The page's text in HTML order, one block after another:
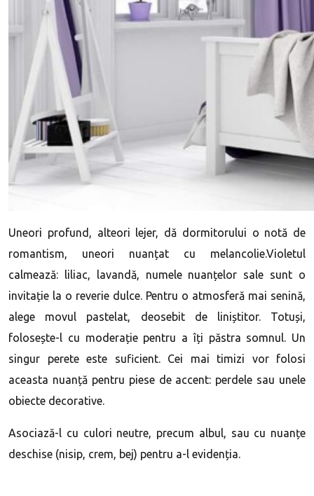
Uneori profund, alteori lejer, dă dormitorului o notă de
romantism, uneori nuanțat cu melancolie.Violetul
calmează: liliac, lavandă, numele nuanțelor sale sunt o
invitație la o reverie dulce. Pentru o atmosferă mai senină,
alege movul pastelat, deosebit de liniștitor. Totuși,
folosește-l cu moderație pentru a îți păstra somnul. Un
singur perete este suficient. Cei mai timizi vor folosi
aceasta nuanță pentru piese de accent: perdele sau unele
obiecte decorative.
Asociază-l cu culori neutre, precum albul, sau cu nuanțe
deschise (nisip, crem, bej) pentru a-l evidenția.